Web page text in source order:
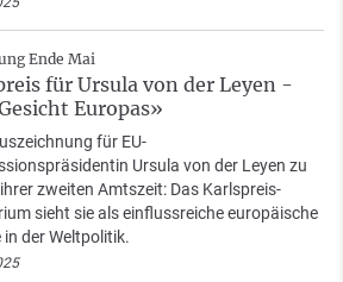
Ende Mai
für Ursula von der Leyen -
Europas»
für EU-
Ursula von der Leyen zu
zweiten Amtszeit: Das Karlspreis-
sieht sie als einflussreiche europäische
in der Weltpolitik.